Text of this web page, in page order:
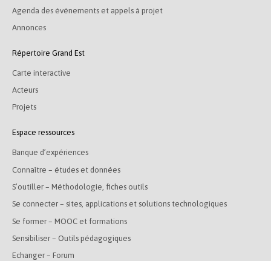
Agenda des événements et appels à projet
Annonces
Répertoire Grand Est
Carte interactive
Acteurs
Projets
Espace ressources
Banque d’expériences
Connaître – études et données
S’outiller – Méthodologie, fiches outils
Se connecter – sites, applications et solutions technologiques
Se former – MOOC et formations
Sensibiliser – Outils pédagogiques
Echanger – Forum